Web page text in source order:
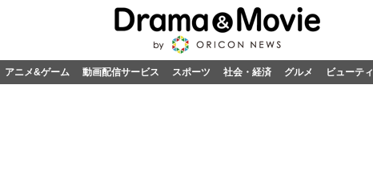
アニメ&ゲーム 動画配信サービス スポーツ 社会・経済 グルメ ビューティ